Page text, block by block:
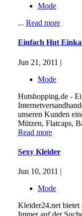
Mode
... Read more
Einfach Hut
Jun 21, 2011 |
Mode
Hutshopping.de -
unseren Kunden
Mützen, Flatcaps,
Read more
Sexy Kleider
Jun 10, 2011 |
Mode
Kleider24.net bietet
Immer auf der